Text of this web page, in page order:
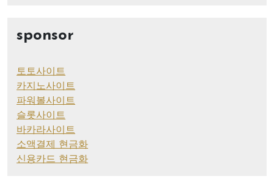
sponsor
토토사이트
카지노사이트
파워볼사이트
슬롯사이트
바카라사이트
소액결제 현금화
신용카드 현금화